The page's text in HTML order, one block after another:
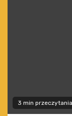
3 min przeczytania